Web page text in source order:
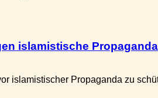
islamistische Propaganda
islamistischer Propaganda zu